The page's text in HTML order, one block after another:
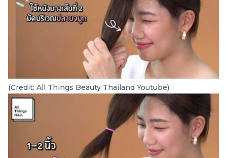
(Credit: All Things Beauty Thailand Youtube)